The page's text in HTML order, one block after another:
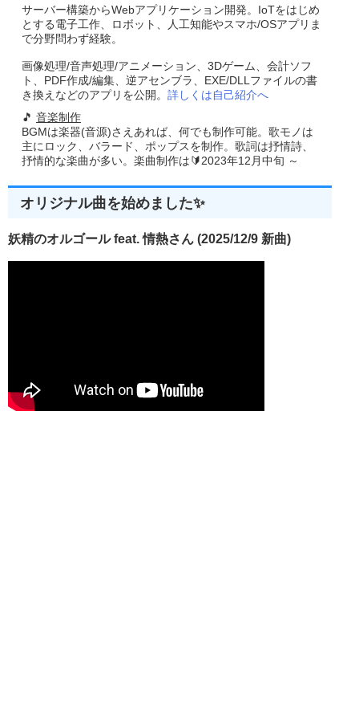
サーバー構築からWebアプリケーション開発。IoTをはじめ
とする電子工作、ロボット、人工知能やスマホ/OSアプリま
で分野問わず経験。
画像処理/音声処理/アニメーション、3Dゲーム、会計ソフ
ト、PDF作成/編集、逆アセンブラ、EXE/DLLファイルの書
き換えなどのアプリを公開。 詳しくは自己紹介へ
🎵 音楽制作
BGMは楽器(音源)さえあれば、何でも制作可能。歌モノは
主にロック、バラード、ポップスを制作。歌詞は抒情詩、
抒情的な楽曲が多い。楽曲制作は🔰2023年12月中旬 ～
オリジナル曲を始めました✨
妖精のオルゴール feat. 情熱さん (2025/12/9 新曲)